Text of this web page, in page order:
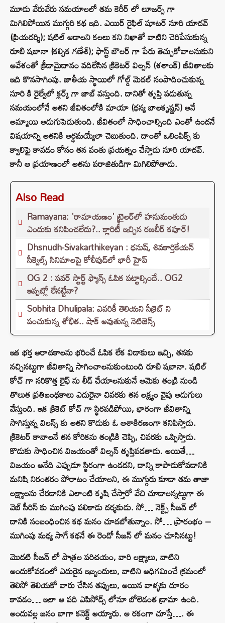
మూడు వేరువేరు సమయాలలో తమ కెరీర్ లో లూజర్స్ గా
మిగిలిపోయిన ముగ్గురి కథ ఇది. ఎయిర్ రైఫిల్‌ షూటర్ సూరి యాదవ్‌
(ప్రియదర్శి); షటిల్ ఆడాలని కలలు కని నిఖాతో వాటిని చెరిపేసుకున్న
రూబి షబానా (కల్పిక గణేశ్‌); ఫాస్ట్ బౌలర్ గా పేరు తెచ్చుకోవాలనుకుని
ఆవేశంతో క్రీడామైదానం వదిలేసిన క్రికెటర్ విల్సన్ (శశాంక్) జీవితాలకు
ఇది కొనసాగింపు. జాతీయ స్థాయిలో గోల్డ్ మెడల్ సంపాదించుకున్న
సూరి కి రైల్వేలో క్లర్క్ గా జాబ్ వస్తుంది. దానితో తృప్తి పడుతున్న
సమయంలోనే అతని జీవితంలోకి మాయా (ధన్య బాలకృష్ణన్) అనే
అమ్మాయి అడుగుపెడుతుంది. జీవితంలో సాధించాల్సింది ఎంతో ఉందనే
విషయాన్ని అతనికి అర్థమయ్యేలా చెబుతుంది. దాంతో ఒలింపిక్స్ కు
క్వాలిఫై కావడం కోసం తన వంతు ప్రయత్నం చేస్తాడు సూరి యాదవ్‌.
కానీ ఆ ప్రయాణంలో అతను పరాజితుడిగా మిగిలిపోతాడు.
Also Read
Ramayana: 'రామాయణం' ట్రైలర్‌లో హనుమంతుడు
ఎందుకు కనిపించలేదు?.. క్లారిటీ ఇచ్చిన రణబీర్ కపూర్!
Dhsnudh-Sivakarthikeyan : ధనుష్, శివకార్తికేయన్
సీక్వెల్స్ సినిమాలపై కోలీవుడ్‌లో భారీ హైప్
OG 2 : పవర్ స్టార్ట్ ఫ్యాన్స్ ఓపిక పట్టాల్సిందే.. OG2
ఇప్పట్లో లేనట్టేనా?
Sobhita Dhulipala: ఎవరికీ తెలియని సీక్రెట్ ని
పంచుకున్న శోభిత.. షాక్ అవుతున్న నెటిజెన్స్
ఇక భర్త అరాచకాలను భరించే ఓపిక లేక విడాకులు ఇచ్చి, తనకు
నచ్చినట్టుగా జీవితాన్ని సాగించాలనుకుంటుంది రూబి షబానా. షటిల్‌
కోచ్ గా సరికొత్త లైఫ్‌ ను లీడ్ చేయాలనుకునే ఆమెకు తండ్రి నుండి
తొలుత ప్రతిబంధకాలు ఎదురైనా చివరకు తన లక్ష్యం వైపు అడుగులు
వేస్తుంది. ఇక క్రికెట్ కోచ్ గా స్థిరపడిపోయి, భారంగా జీవితాన్ని
సాగిస్తున్న విలన్స్ కు అతని కొడుకు ఓ ఆశాకిరణంగా కనిపిస్తాడు.
క్రికెటర్ కావాలనే తన కోరికను తండ్రికి చెప్పి, చివరకు ఒప్పిస్తాడు.
కొడుకు సాధించిన విజయంతో విల్సన్ తృప్తిపడతాడు. అయితే…
విజయం అనేది ఎప్పుడూ స్థిరంగా ఉండదని, దాన్ని కాపాడుకోవడానికి
మనిషి నిరంతరం పోరాటం చేయాలని, ఈ ముగ్గురు కూడా తమ తాజా
లక్ష్యాలను చేరడానికి ఎలాంటి కృషి చేస్తారో వేచి చూడాలన్నట్టుగా ఈ
వెబ్ సీరిస్ కు ముగింపు పలికాడు దర్శకుడు. సో… నెక్ట్స్ సీజన్ లో
దానికి సంబంధించిన కథ మనం చూడబోతున్నాం. సో… ప్రారంభం –
ముగింపు మధ్య సాగే కథనే ఈ రెండో సీజన్ లో మనం చూసినట్టు!
మొదటి సీజన్ లో పాత్రల పరిచయం, వారి లక్ష్యాలు, వాటిని
అందుకోవడంలో ఎదురైన ఇబ్బందులు, వాటిని అధిగమించే క్రమంలో
తెలిసో తెలియకో వారు చేసిన తప్పులు, అయిన వాళ్ళకు దూరం
కావడం… ఇలా ఆ పది ఎపిసోడ్స్ లోనూ బోలెడంత డ్రామా ఉంది.
అందువల్ల జనం బాగా కనెక్ట్ అయ్యారు. ఆ రకంగా చూస్తే…. ఈ